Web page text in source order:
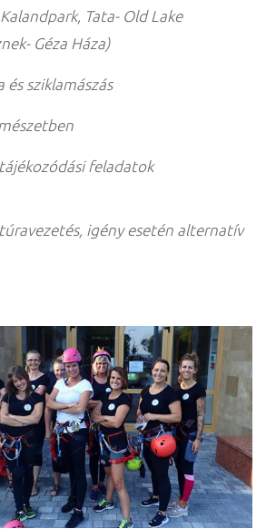
Tata- Old Lake
Géza Háza)
és sziklamászás
feladatok
igény esetén alternatív